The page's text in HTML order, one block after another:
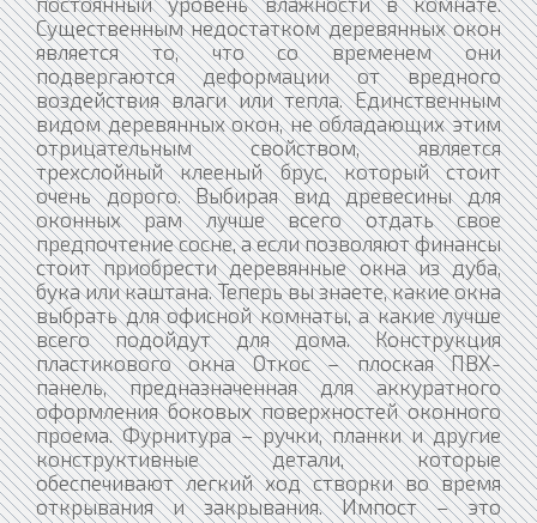
Существенным недостатком деревянных окон
является то, что со временем они
подвергаются деформации от вредного
воздействия влаги или тепла. Единственным
видом деревянных окон, не обладающих этим
отрицательным свойством, является
трехслойный клееный брус, который стоит
очень дорого. Выбирая вид древесины для
оконных рам лучше всего отдать свое
предпочтение сосне, а если позволяют финансы
стоит приобрести деревянные окна из дуба,
бука или каштана. Теперь вы знаете, какие окна
выбрать для офисной комнаты, а какие лучше
всего подойдут для дома. Конструкция
пластикового окна Откос – плоская ПВХ-
панель, предназначенная для аккуратного
оформления боковых поверхностей оконного
проема. Фурнитура – ручки, планки и другие
конструктивные детали, которые
обеспечивают легкий ход створки во время
открывания и закрывания. Импост – это